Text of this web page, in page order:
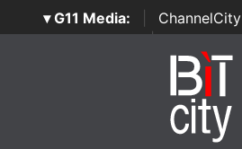
▾ G11 Media: ChannelCity
SecurityOpenLab | Italian
Italian